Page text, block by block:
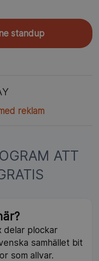
standup
reklam
ATT
delar plockar
samhället bit
som allvar.